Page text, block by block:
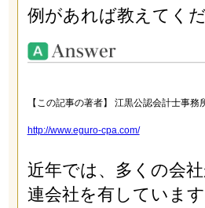
例があれば教えてくだ
【この記事の著者】 江黒公認会計士
http://www.eguro-cpa.com/
近年では、多くの会
連会社を有しています